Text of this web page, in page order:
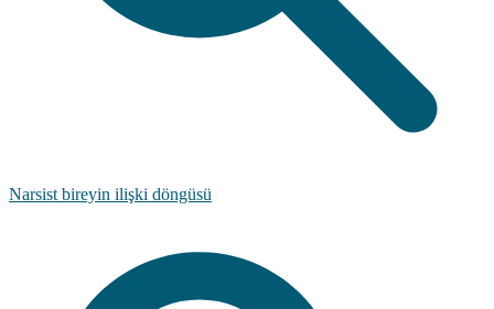
Narsist bireyin ilişki döngüsü